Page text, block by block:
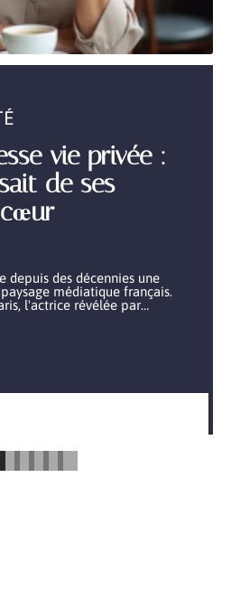
vie privée :
de ses
depuis des décennies une
médiatique français.
l'actrice révélée par…